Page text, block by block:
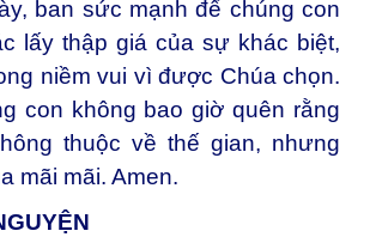
ban sức mạnh để chúng con
lấy thập giá của sự khác biệt,
niềm vui vì được Chúa chọn.
con không bao giờ quên rằng
thuộc về thế gian, nhưng
mãi mãi. Amen.